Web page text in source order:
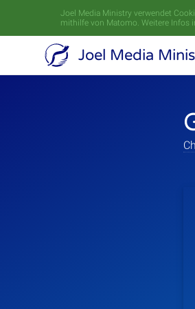
Joel Media Ministry verwendet
mithilfe von Matomo. Weitere Infos
Joel Media